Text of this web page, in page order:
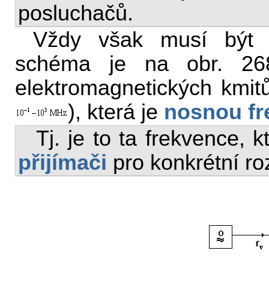
posluchačů.
Vždy však musí
schéma je na obr.
elektromagnetických
), která je nosnou
Tj. je to ta frekvence,
přijímači pro konkrétní